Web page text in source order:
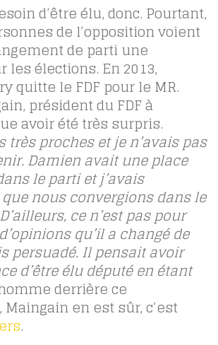
d’être élu, donc. Pourtant,
de l’opposition voient
de parti une
les élections. En 2013,
quitte le FDF pour le MR.
président du FDF à
avoir été très surpris.
très proches et je n’avais pas
Damien avait une place
le parti et j’avais
nous convergions dans le
ce n’est pas pour
qu’il a changé de
persuadé. Il pensait avoir
d’être élu député en étant
derrière ce
en est sûr, c’est
.